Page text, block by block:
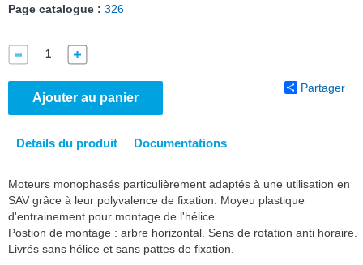
Page catalogue : 326
Ajouter au panier
Partager
Details du produit Documentations
Moteurs monophasés particulièrement adaptés à une utilisation en
SAV grâce à leur polyvalence de fixation. Moyeu plastique
d'entrainement pour montage de l'hélice.
Postion de montage : arbre horizontal. Sens de rotation anti horaire.
Livrés sans hélice et sans pattes de fixation.